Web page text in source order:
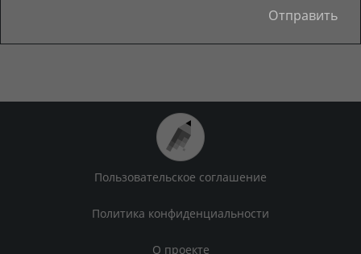
Пользовательское соглашение
Политика конфиденциальности
О проекте